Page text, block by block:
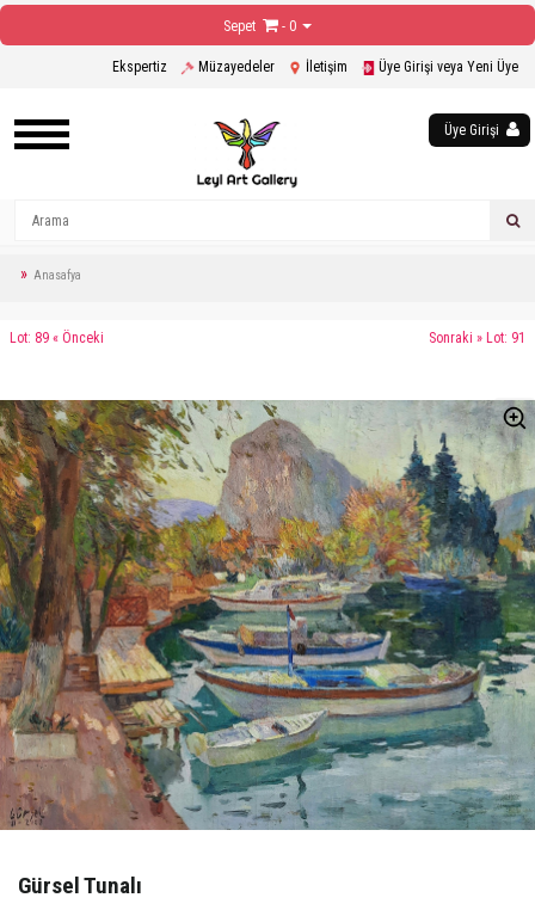
Sepet - 0
Ekspertiz Müzayedeler İletişim Üye Girişi veya Yeni Üye
Üye Girişi
Anasafya
Lot: 89 « Önceki Sonraki » Lot: 91
Gürsel Tunalı